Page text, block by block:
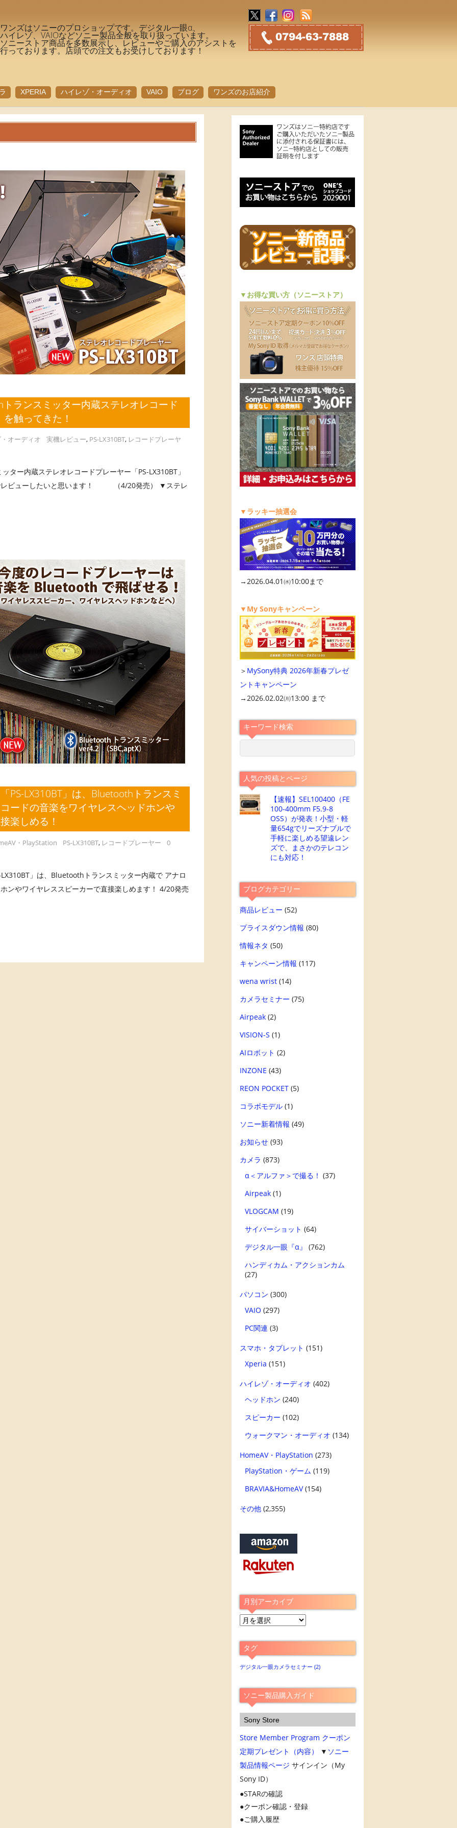
ワンズはソニーのプロショップです。デジタル一眼α、
ハイレゾ、VAIOなどソニー製品全般を取り扱っています。
ソニーストア商品を多数展示し、レビューやご購入のアシストを
行っております。店頭での注文もお受けしております！
XPERIA ハイレゾ・オーディオ VAIO ブログ ワンズのお店紹介
トランスミッター内蔵ステレオレコード
触ってきた！
オーディオ 実機レビュー, PS-LX310BT, レコードプレーヤ
内蔵ステレオレコードプレーヤー「PS-LX310BT」
レビューしたいと思います！ （4/20発売） ▼ステレ
PS-LX310BT」は、Bluetoothトランスミ
ードの音楽をワイヤレスヘッドホンや
楽しめる！
・PlayStation PS-LX310BT, レコードプレーヤー
0
」は、Bluetoothトランスミッター内蔵で アナロ
ンやワイヤレススピーカーで直接楽しめます！ 4/20発売
▼お得な買い方（ソニーストア）
▼ラッキー抽選会
→2026.04.01㈬10:00まで
▼My Sonyキャンペーン
＞ MySony特典 2026年新春プレゼ
ントキャンペーン
→2026.02.02㈪13:00 まで
キーワード検索
人気の投稿とページ
【速報】SEL100400（FE
100-400mm F5.9-8
OSS）が発表！小型・軽
量654gでリーズナブルで
手軽に楽しめる望遠レン
ズで、まさかのテレコン
にも対応！
ブログカテゴリー
商品レビュー (52)
プライスダウン情報 (80)
情報ネタ (50)
キャンペーン情報 (117)
wena wrist(14)
カメラセミナー (75)
Airpeak(2)
VISION-S (1)
AIロボット (2)
INZONE (43)
REON POCKET(5)
コラボモデル(1)
ソニー新着情報 (49)
お知らせ(93)
カメラ (873)
α＜アルファ＞で撮る！ (37)
Airpeak(1)
VLOGCAM (19)
サイバーショット (64)
デジタル一眼『α』
(762)
ハンディカム・アクションカム
(27)
パソコン (300)
VAIO (297)
PC関連 (3)
スマホ・タブレット (151)
Xperia (151)
ハイレゾ・オーディオ (402)
ヘッドホン (240)
スピーカー (102)
ウォークマン・オーディオ (134)
HomeAV・PlayStation (273)
PlayStation・ゲーム (119)
BRAVIA&HomeAV(154)
その他(2,355)
月別アーカイブ
月
ア
ー
カ
ブ
タグ
デジタル一眼カメラセミナー (2)
ソニー製品購入ガイド
Sony Store
Store Member Program クーポン
定期プレゼント（内容）
▼ ソニー
製品情報ページ サインイン（My
Sony ID）
STARの確認
クーポン確認・登録
ご購入履歴